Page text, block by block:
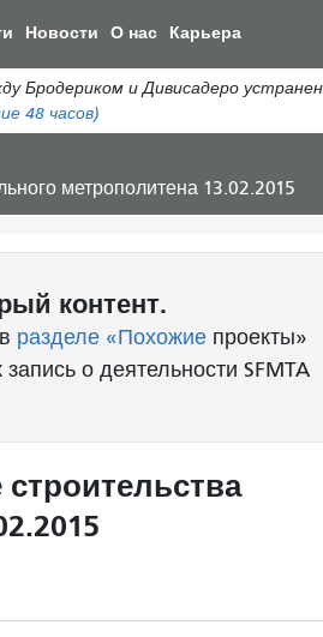
к
общему
содержанию
Новости О нас Карьера
и Дивисадеро
48 часов)
метрополитена 13.02.2015
контент.
разделе «Похожие проекты»
о деятельности SFMTA